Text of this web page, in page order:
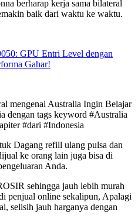
berharap kerja sama bilateral
baik dari waktu ke waktu.
GPU Entri Level dengan
Gahar!
mengenai Australia Ingin Belajar
dengan tags keyword #Australia
#dari #Indonesia
Dagang refill ulang pulsa dan
ke orang lain juga bisa di
Anda.
sehingga jauh lebih murah
penjual online sekalipun, Apalagi
selisih jauh harganya dengan